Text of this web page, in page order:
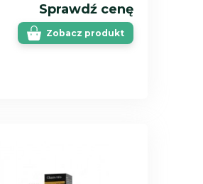
Sprawdź cenę
Zobacz produkt